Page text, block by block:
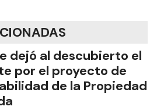
dejó al descubierto el
por el proyecto de
de la Propiedad